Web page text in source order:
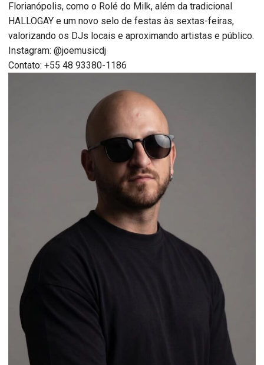
Florianópolis, como o Rolé do Milk, além da tradicional
HALLOGAY e um novo selo de festas às sextas-feiras,
valorizando os DJs locais e aproximando artistas e público.
Instagram: @joemusicdj
Contato: +55 48 93380-1186